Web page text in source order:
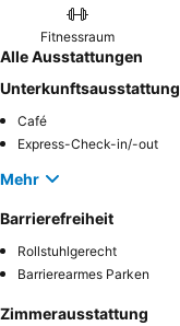
Fitnessraum
Alle Ausstattungen
Unterkunftsausstattung
Café
Express-Check-in/-out
Mehr
Barrierefreiheit
Rollstuhlgerecht
Barrierearmes Parken
Zimmerausstattung